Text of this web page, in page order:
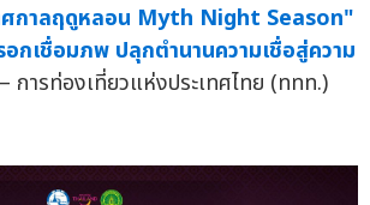
ศกาลฤดูหลอน Myth Night Season"
อกเชื่อมภพ ปลุกตำนานความเชื่อสู่ความ
การท่องเที่ยวแห่งประเทศไทย (ททท.)